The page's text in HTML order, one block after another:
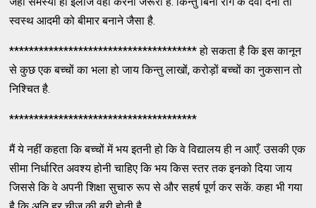
स्वस्थ आदमी को बीमार बनाने जैसा है.
************************************** हो सकता है कि इस कानून
से कुछ एक बच्चों का भला हो जाय किन्तु लाखों, करोड़ों बच्चों का नुकसान तो
निश्चित है.
**************************************
मैं ये नहीं कहता कि बच्चों में भय इतनी हो कि वे विद्यालय ही न आएँ. उसकी एक
सीमा निर्धारित अवश्य होनी चाहिए कि भय किस स्तर तक इनको दिया जाय
जिससे कि वे अपनी शिक्षा सुचारु रूप से और सहर्ष पूर्ण कर सकें. कहा भी गया